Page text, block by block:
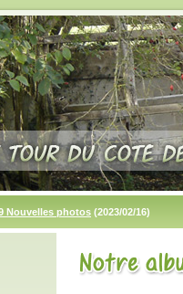
Nouvelles photos (2023/02/16)